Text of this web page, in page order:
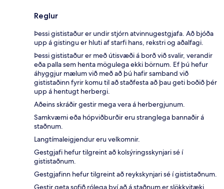
Reglur
Þessi gististaður er undir stjórn atvinnugestgjafa. Að bjóða
upp á gistingu er hluti af starfi hans, rekstri og aðalfagi.
Þessi gististaður er með útisvæði á borð við svalir, verandir
eða palla sem henta mögulega ekki börnum. Ef þú hefur
áhyggjur mælum við með að þú hafir samband við
gististaðinn fyrir komu til að staðfesta að þau geti boðið þér
upp á hentugt herbergi.
Aðeins skráðir gestir mega vera á herbergjunum.
Samkvæmi eða hópviðburðir eru stranglega bannaðir á
staðnum.
Langtímaleigjendur eru velkomnir.
Gestgjafi hefur tilgreint að kolsýringsskynjari sé í
gististaðnum.
Gestgjafinn hefur tilgreint að reykskynjari sé í gististaðnum.
Gestir geta sofið rólega því að á staðnum er slökkvitæki.